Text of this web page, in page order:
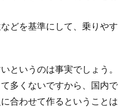
どを基準にして、乗りや
というのは事実でしょう。
多くないですから、国内
合わせて作るということ